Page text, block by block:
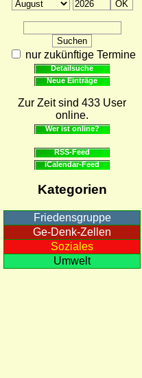
nur zukünftige Termine
Detailsuche
Neue Einträge
Zur Zeit sind 433 User
online.
Wer ist online?
RSS-Feed
iCalendar-Feed
Kategorien
Friedensgruppe
Ge-Denk-Zellen
Soziales
Umwelt